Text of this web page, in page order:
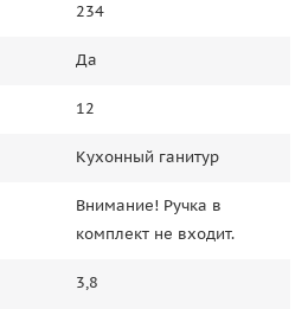
234
Да
12
Кухонный ганитур
Внимание! Ручка в
комплект не входит.
3,8